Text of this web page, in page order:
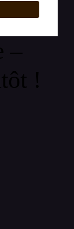
de
–
!